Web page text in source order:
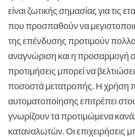
είναι ζωτικής σημασίας για τις
που προσπαθούν να
της επένδυσης προτιμούν
αναγνώριση και η προσαρμογή
προτιμήσεις μπορεί να
ποσοστά μετατροπής. Η χρήση
αυτοματοποίησης επιτρέπει
γνωρίζουν τα προτιμώμενα
καταναλωτών. Οι επιχειρήσεις